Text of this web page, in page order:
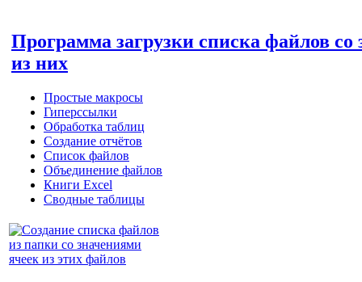
Программа загрузки списка файлов со
из них
Простые макросы
Гиперссылки
Обработка таблиц
Создание отчётов
Список файлов
Объединение файлов
Книги Excel
Сводные таблицы